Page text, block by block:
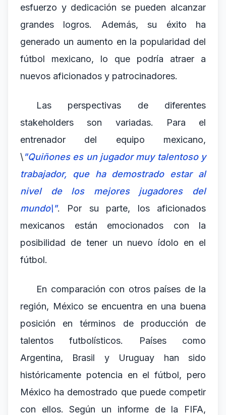
esfuerzo y dedicación se pueden alcanzar
grandes logros. Además, su éxito ha
generado un aumento en la popularidad del
fútbol mexicano, lo que podría atraer a
nuevos aficionados y patrocinadores.
Las perspectivas de diferentes
stakeholders son variadas. Para el
entrenador del equipo mexicano,
\"Quiñones es un jugador muy talentoso y
trabajador, que ha demostrado estar al
nivel de los mejores jugadores del
mundo\". Por su parte, los aficionados
mexicanos están emocionados con la
posibilidad de tener un nuevo ídolo en el
fútbol.
En comparación con otros países de la
región, México se encuentra en una buena
posición en términos de producción de
talentos futbolísticos. Países como
Argentina, Brasil y Uruguay han sido
históricamente potencia en el fútbol, pero
México ha demostrado que puede competir
con ellos. Según un informe de la FIFA,